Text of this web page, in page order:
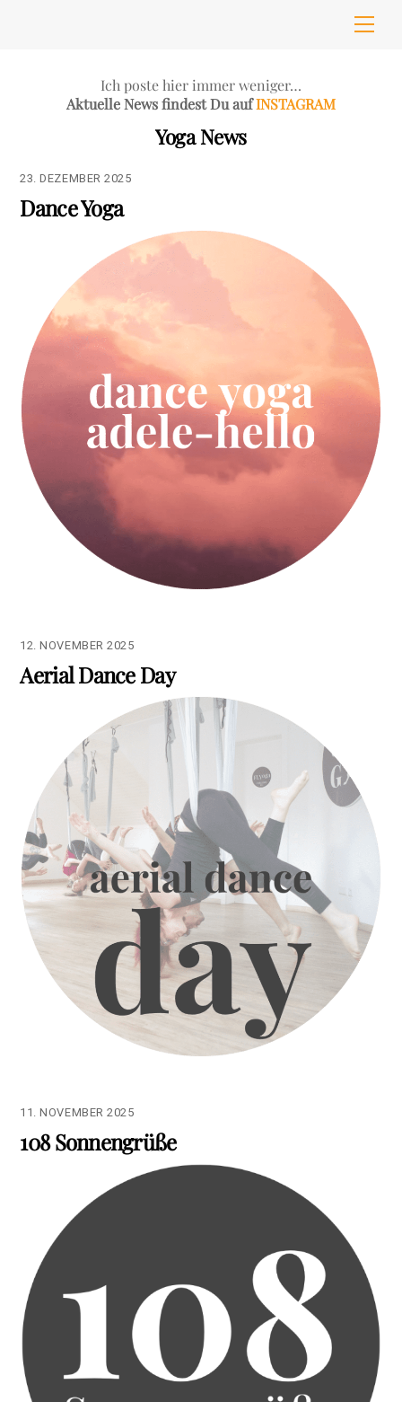
Ich poste hier immer weniger…
Aktuelle News findest Du aufINSTAGRAM
Yoga News
23. DEZEMBER 2025
Dance Yoga
12. NOVEMBER 2025
Aerial Dance Day
11. NOVEMBER 2025
108 Sonnengrüße